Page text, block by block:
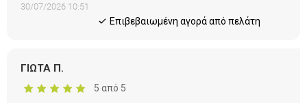
30/07/2026 10:51
Eπιβεβαιωμένη αγορά από πελάτη
ΓΙΩΤΑ Π.
5 από 5